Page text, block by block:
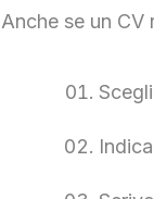
Anche se un CV